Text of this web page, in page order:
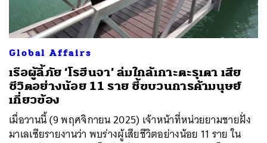
Global Affairs
เรือผู้ลี้ภัย ‘โรฮีนจา’ ล่มใกล้เกาะตะรุเตา เสีย
ชีวิตอย่างน้อย 11 ราย ชี้ขบวนการค้ามนุษย์
เกี่ยวข้อง
เมื่อวานนี้ (9 พฤศจิกายน 2025) เจ้าหน้าที่หน่วยยามชายฝั่ง
มาเลเซียรายงานว่า พบร่างผู้เสียชีวิตอย่างน้อย 11 ราย ใน